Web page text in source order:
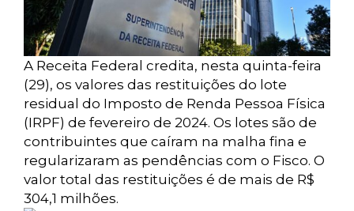
A Receita Federal credita, nesta quinta-feira
(29), os valores das restituições do lote
residual do Imposto de Renda Pessoa Física
(IRPF) de fevereiro de 2024. Os lotes são de
contribuintes que caíram na malha fina e
regularizaram as pendências com o Fisco. O
valor total das restituições é de mais de R$
304,1 milhões.